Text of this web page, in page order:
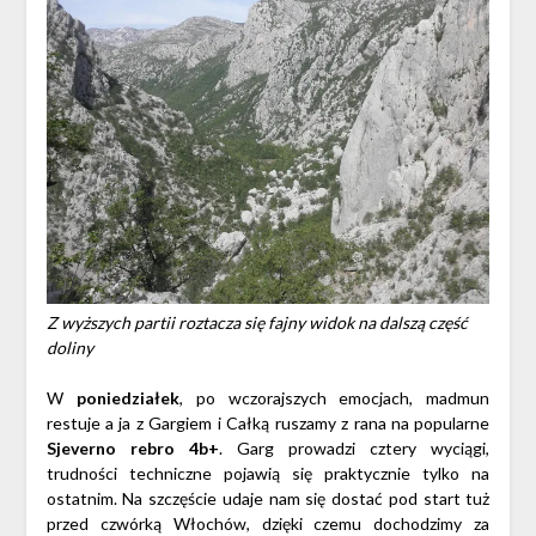
Z wyższych partii roztacza się fajny widok na dalszą część
doliny
W poniedziałek, po wczorajszych emocjach, madmun
restuje a ja z Gargiem i Całką ruszamy z rana na popularne
Sjeverno rebro 4b+. Garg prowadzi cztery wyciągi,
trudności techniczne pojawią się praktycznie tylko na
ostatnim. Na szczęście udaje nam się dostać pod start tuż
przed czwórką Włochów, dzięki czemu dochodzimy za